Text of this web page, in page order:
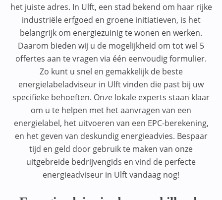
het juiste adres. In Ulft, een stad bekend om haar rijke
industriële erfgoed en groene initiatieven, is het
belangrijk om energiezuinig te wonen en werken.
Daarom bieden wij u de mogelijkheid om tot wel 5
offertes aan te vragen via één eenvoudig formulier.
Zo kunt u snel en gemakkelijk de beste
energielabeladviseur in Ulft vinden die past bij uw
specifieke behoeften. Onze lokale experts staan klaar
om u te helpen met het aanvragen van een
energielabel, het uitvoeren van een EPC-berekening,
en het geven van deskundig energieadvies. Bespaar
tijd en geld door gebruik te maken van onze
uitgebreide bedrijvengids en vind de perfecte
energieadviseur in Ulft vandaag nog!